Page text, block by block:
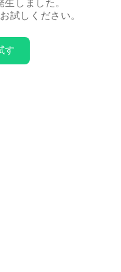
しました。
試しください。
す